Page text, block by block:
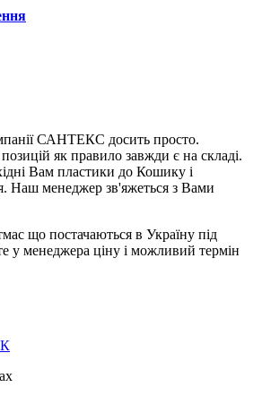
САНТЕКС досить просто.
як правило завжди є на складі.
Вам пластики до Кошику і
Наш менеджер зв'яжеться з Вами
що постачаються в Україну під
у менеджера ціну і можливий термін